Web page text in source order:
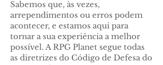
Sabemos que, às vezes,
arrependimentos ou erros podem
acontecer, e estamos aqui para
tornar a sua experiência a melhor
possível. A RPG Planet segue todas
as diretrizes do Código de Defesa do